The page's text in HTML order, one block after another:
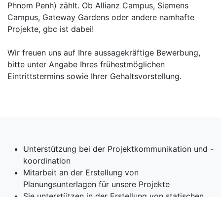
Phnom Penh) zählt. Ob Allianz Campus, Siemens
Campus, Gateway Gardens oder andere namhafte
Projekte, gbc ist dabei!
Wir freuen uns auf Ihre aussagekräftige Bewerbung,
bitte unter Angabe Ihres frühestmöglichen
Eintrittstermins sowie Ihrer Gehaltsvorstellung.
Unterstützung bei der Projektkommunikation und -
koordination
Mitarbeit an der Erstellung von
Planungsunterlagen für unsere Projekte